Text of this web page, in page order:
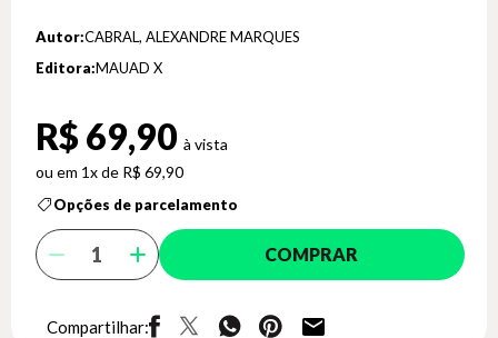
Autor:CABRAL, ALEXANDRE MARQUES
Editora:MAUAD X
R$ 69,90
1x de R$ 69,90
Opções de parcelamento
COMPRAR
Compartilhar: